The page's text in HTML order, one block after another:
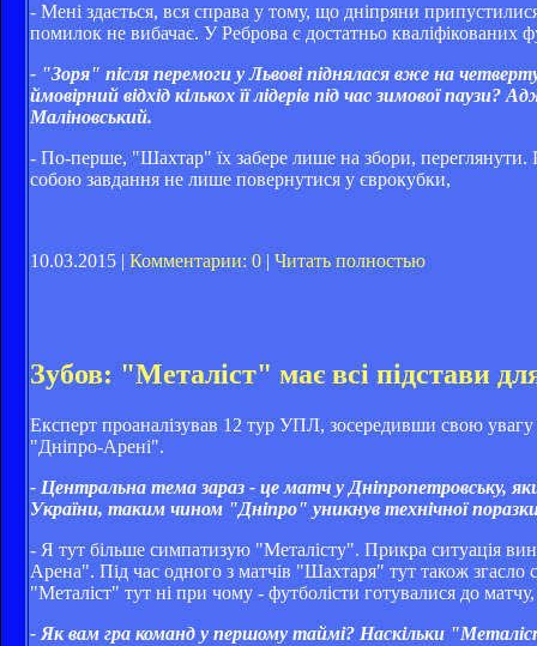
- Мені здається, вся справа у тому, що дніпряни
помилок не вибачає. У Реброва є достатньо кваліфікованих
- "Зоря" після перемоги у Львові піднялася вже на
ймовірний відхід кількох її лідерів під час зимової
Маліновський.
- По-перше, "Шахтар" їх забере лише на збори, переглянути.
собою завдання не лише повернутися у єврокубки,
10.03.2015 | Комментарии: 0 | Читать полностью
Зубов: "Металіст" має всі підстави
Експерт проаналізував 12 тур УПЛ, зосередивши свою
"Дніпро-Арені".
- Центральна тема зараз - це матч у Дніпропетровську,
України, таким чином "Дніпро" уникнув технічної
- Я тут більше симпатизую "Металісту". Прикра ситуація
Арена". Під час одного з матчів "Шахтаря" тут також
"Металіст" тут ні при чому - футболісти готувалися до
- Як вам гра команд у першому таймі? Наскільки